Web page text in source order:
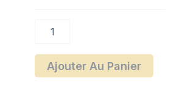
Ajouter Au Panier